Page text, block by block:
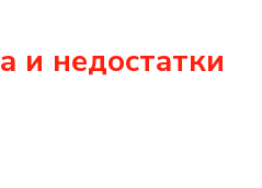
и недостатки